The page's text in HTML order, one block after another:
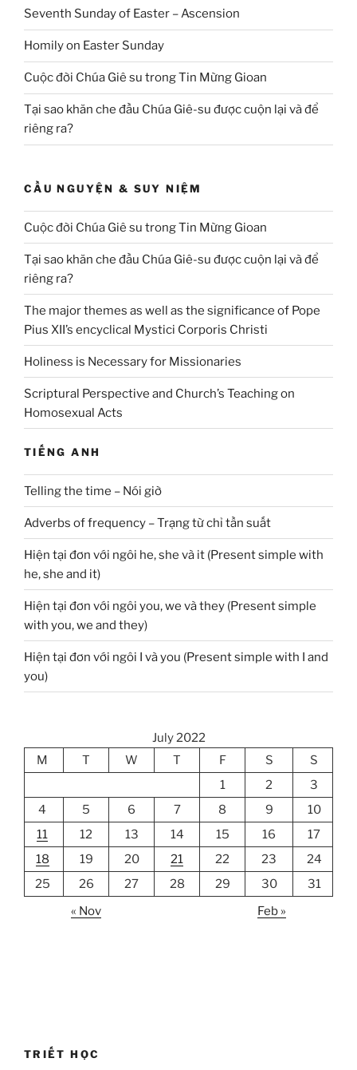
Seventh Sunday of Easter – Ascension
Homily on Easter Sunday
Cuộc đời Chúa Giê su trong Tin Mừng Gioan
Tại sao khăn che đầu Chúa Giê-su được cuộn lại và để
riêng ra?
CẦU NGUYỆN & SUY NIỆM
Cuộc đời Chúa Giê su trong Tin Mừng Gioan
Tại sao khăn che đầu Chúa Giê-su được cuộn lại và để
riêng ra?
The major themes as well as the significance of Pope
Pius XII’s encyclical Mystici Corporis Christi
Holiness is Necessary for Missionaries
Scriptural Perspective and Church’s Teaching on
Homosexual Acts
TIẾNG ANH
Telling the time – Nói giờ
Adverbs of frequency – Trạng từ chỉ tần suất
Hiện tại đơn với ngôi he, she và it (Present simple with
he, she and it)
Hiện tại đơn với ngôi you, we và they (Present simple
with you, we and they)
Hiện tại đơn với ngôi I và you (Present simple with I and
you)
July 2022
M
T W T F S
S
1
2
3
4
5 6 7 8 9
10
11
12 13 14 15 16
17
18
19 20 21 22 23
24
25
26 27 28 29 30
31
« Nov
Feb »
TRIẾT HỌC